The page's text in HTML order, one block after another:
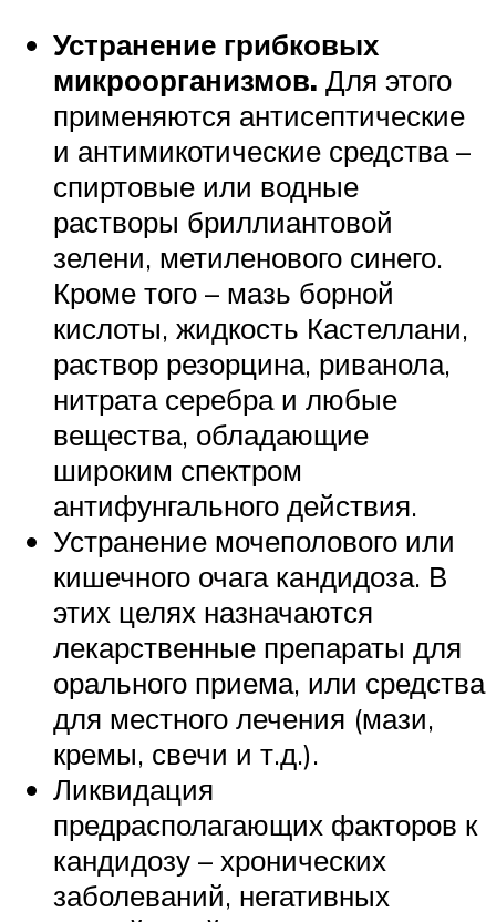
Устранение грибковых
микроорганизмов. Для этого
применяются антисептические
и антимикотические средства –
спиртовые или водные
растворы бриллиантовой
зелени, метиленового синего.
Кроме того – мазь борной
кислоты, жидкость Кастеллани,
раствор резорцина, риванола,
нитрата серебра и любые
вещества, обладающие
широким спектром
антифунгального действия.
Устранение мочеполового или
кишечного очага кандидоза. В
этих целях назначаются
лекарственные препараты для
орального приема, или средства
для местного лечения (мази,
кремы, свечи и т.д.).
Ликвидация
предрасполагающих факторов к
кандидозу – хронических
заболеваний, негативных